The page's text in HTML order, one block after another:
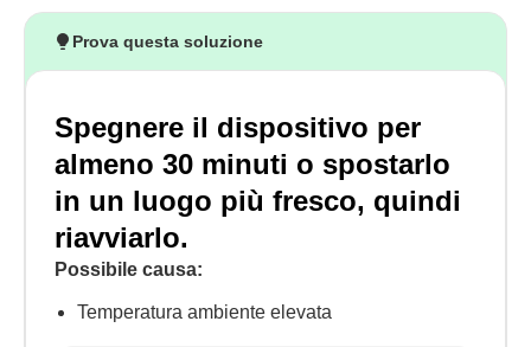
Prova questa soluzione
Spegnere il dispositivo per
almeno 30 minuti o spostarlo
in un luogo più fresco, quindi
riavviarlo.
Possibile causa:
Temperatura ambiente elevata